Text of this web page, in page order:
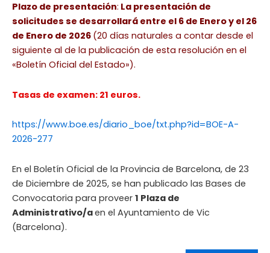
Plazo de presentación: La presentación de
solicitudes se desarrollará entre el 6 de Enero y el 26
de Enero de 2026 (20 días naturales a contar desde el
siguiente al de la publicación de esta resolución en el
«Boletín Oficial del Estado»).
Tasas de examen: 21 euros.
https://www.boe.es/diario_boe/txt.php?id=BOE-A-
2026-277
En el Boletín Oficial de la Provincia de Barcelona, de 23
de Diciembre de 2025, se han publicado las Bases de
Convocatoria para proveer 1 Plaza de
Administrativo/aen el Ayuntamiento de Vic
(Barcelona).